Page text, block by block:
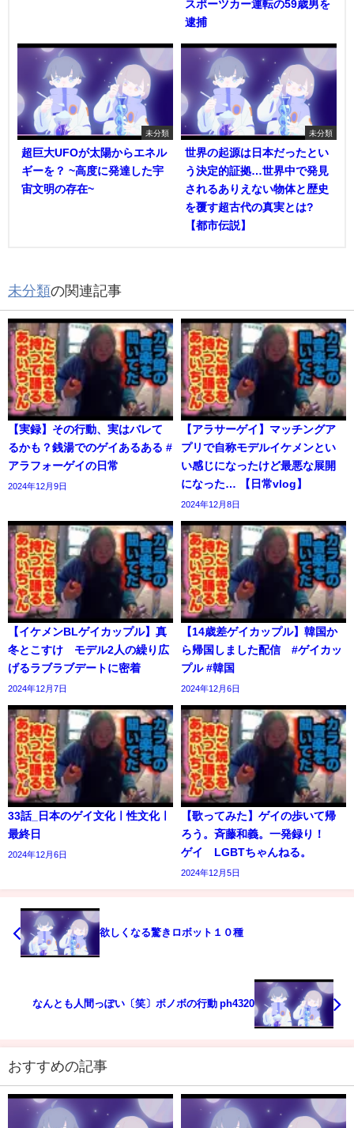
スポーツカー運転の59歳男を
逮捕
未分類
超巨大UFOが太陽からエネル
ギーを？ ~高度に発達した宇
宙文明の存在~
未分類
世界の起源は日本だったとい
う決定的証拠…世界中で発見
されるありえない物体と歴史
を覆す超古代の真実とは?
【都市伝説】
未分類の関連記事
【実録】その行動、実はバレて
るかも？銭湯でのゲイあるある #
アラフォーゲイの日常
2024年12月9日
【アラサーゲイ】マッチングア
プリで自称モデルイケメンとい
い感じになったけど最悪な展開
になった… 【日常vlog】
2024年12月8日
【イケメンBLゲイカップル】真
冬とこすけ モデル2人の繰り広
げるラブラブデートに密着
2024年12月7日
【14歳差ゲイカップル】韓国か
ら帰国しました配信 #ゲイカッ
プル #韓国
2024年12月6日
33話_日本のゲイ文化ㅣ性文化ㅣ
最終日
2024年12月6日
【歌ってみた】ゲイの歩いて帰
ろう。斉藤和義。一発録り！
ゲイ LGBTちゃんねる。
2024年12月5日
欲しくなる驚きロボット１０種
なんとも人間っぽい〔笑〕ボノボの行動 ph4320
おすすめの記事